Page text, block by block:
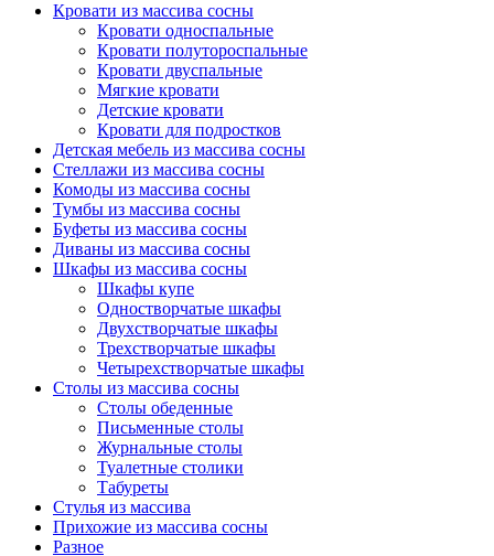
Кровати из массива сосны
Кровати односпальные
Кровати полутороспальные
Кровати двуспальные
Мягкие кровати
Детские кровати
Кровати для подростков
Детская мебель из массива сосны
Стеллажи из массива сосны
Комоды из массива сосны
Тумбы из массива сосны
Буфеты из массива сосны
Диваны из массива сосны
Шкафы из массива сосны
Шкафы купе
Одностворчатые шкафы
Двухстворчатые шкафы
Трехстворчатые шкафы
Четырехстворчатые шкафы
Столы из массива сосны
Столы обеденные
Письменные столы
Журнальные столы
Туалетные столики
Табуреты
Стулья из массива
Прихожие из массива сосны
Разное